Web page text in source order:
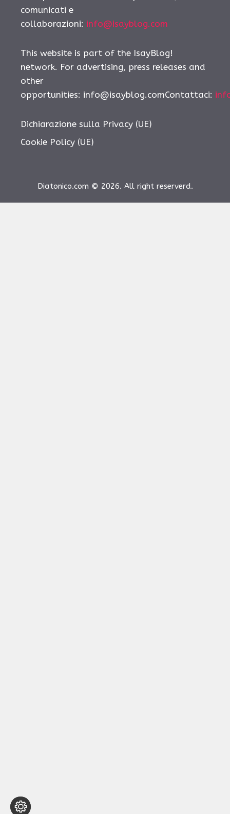
comunicati e
collaborazioni: info@isayblog.com
This website is part of the IsayBlog!
network. For advertising, press releases and
other
opportunities: info@isayblog.comContattaci:
Dichiarazione sulla Privacy (UE)
Cookie Policy (UE)
Diatonico.com © 2026. All right reserverd.